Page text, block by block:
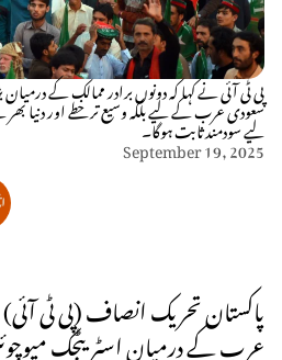
پی ٹی آئی نے کہا کہ دونوں برادر ممالک کے
سعودی عرب کے لیے بلکہ وسیع تر خطے اور دنیا
لیے سودمند ثابت ہوگا۔
September 19, 2025
پاکستان تحریک انصاف (پی ٹی
عرب کے درمیان اسٹریٹجک